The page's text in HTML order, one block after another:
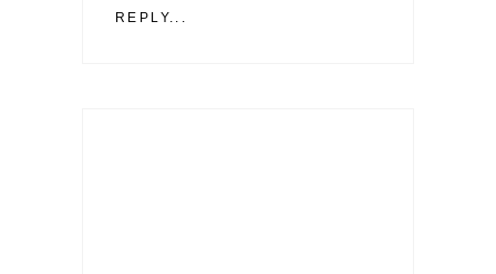
REPLY...